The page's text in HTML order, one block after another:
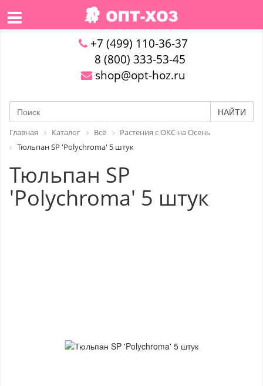
+7 (499) 110-36-37
8 (800) 333-53-45
shop@opt-hoz.ru
НАЙТИ
Главная Каталог Всё
Растения с ОКС на Осень
Тюльпан SP 'Polychroma' 5 штук
Тюльпан SP
'Polychroma' 5 штук